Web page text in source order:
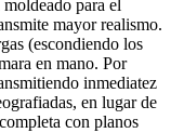
para el
mayor realismo.
(escondiendo los
en mano. Por
inmediatez
en lugar de
con planos